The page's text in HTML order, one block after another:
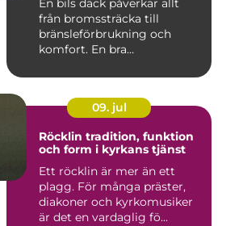
En bils däck påverkar allt
från bromssträcka till
bränsleförbrukning och
komfort. En bra
09. jul
Röcklin tradition, funktion
och form i kyrkans tjänst
Ett röcklin är mer än ett
plagg. För många präster,
diakoner och kyrkomusiker
är det en vardaglig fö...